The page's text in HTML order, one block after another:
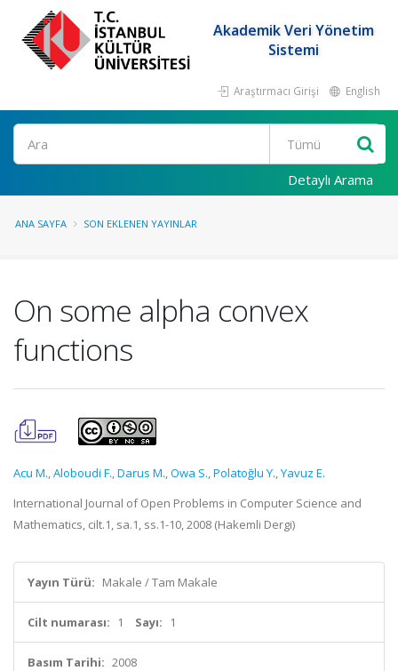
Akademik Veri Yönetim
Sistemi
Araştırmacı Girişi English
Ara
Detaylı Arama
ANA SAYFA SON EKLENEN YAYINLAR
On some alpha convex
functions
Acu M.,Aloboudi F.,Darus M.,Owa S.,Polatoğlu Y.,Yavuz E.
International Journal of Open Problems in Computer Science and
Mathematics, cilt.1, sa.1, ss.1-10, 2008 (Hakemli Dergi)
Yayın Türü: Makale / Tam Makale
Cilt numarası: 1 Sayı: 1
Basım Tarihi: 2008